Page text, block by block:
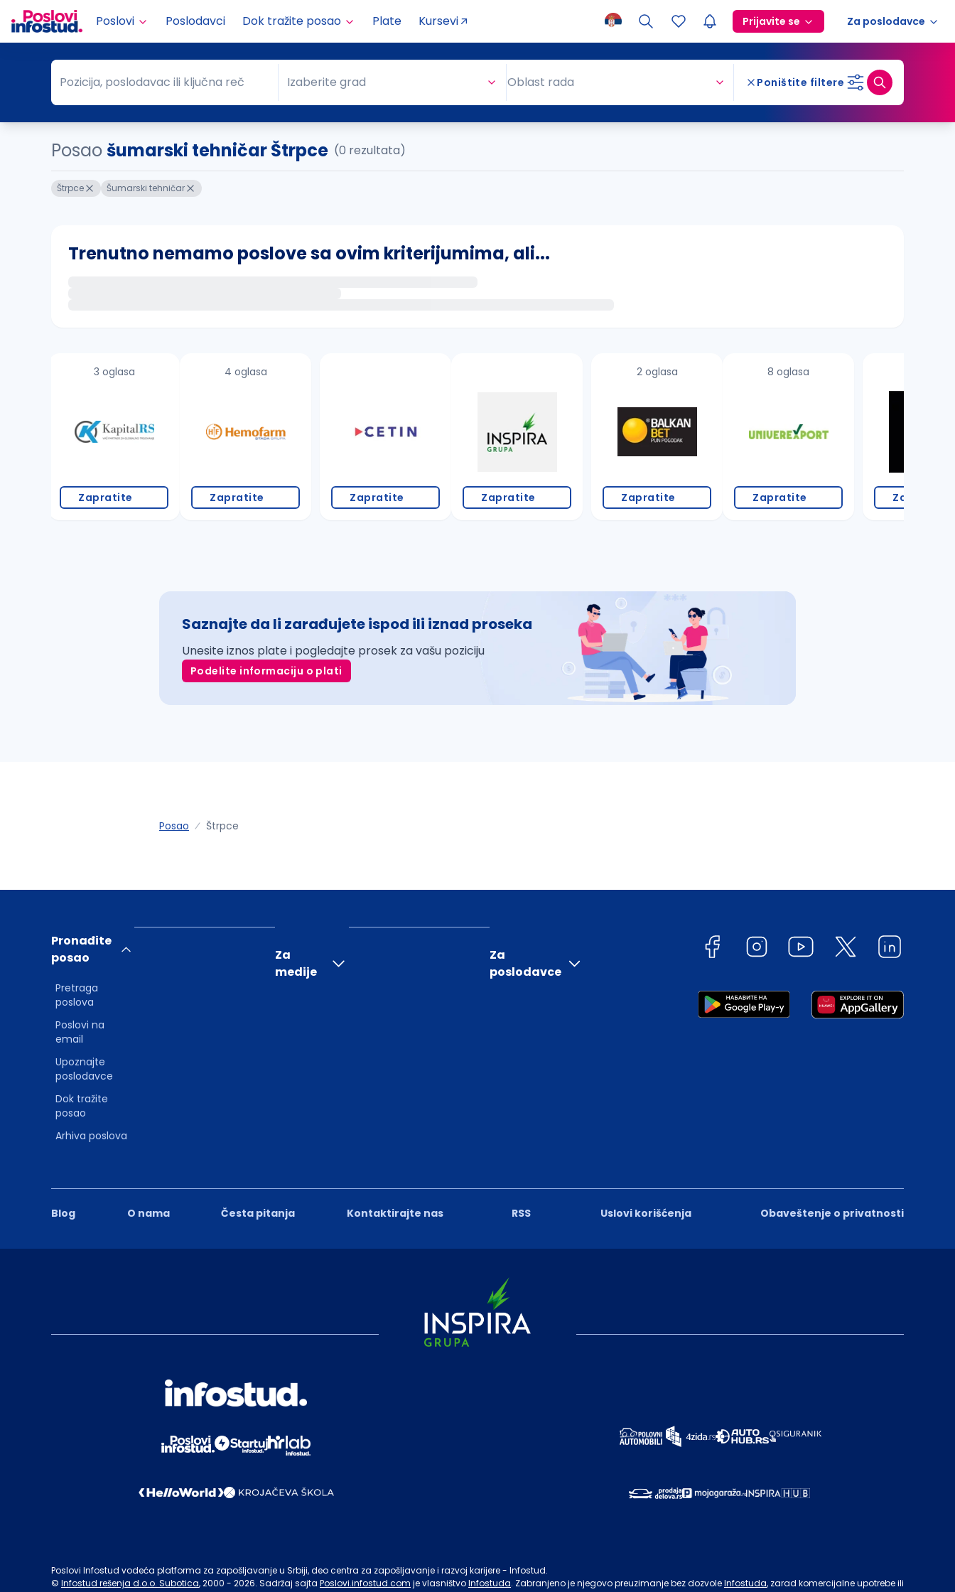
Poslovi Poslodavci Dok tražite posao Plate Kursevi Prijavite se Za poslodavce
Pozicija, poslodavac ili ključna reč
Pozicija, poslodavac ili ključna reč Grad
Izaberite grad Oblast rada Poništite filtere
Posao šumarski tehničar Štrpce (0 rezultata)
Štrpce Šumarski tehničar
Trenutno nemamo poslove sa ovim kriterijumima, ali...
proverite pravopisne greške (koristite č, ć, š, đ, ž, dž)
povećajte radijus za odabrani grad
3 oglasa
Zapratite
4 oglasa
Zapratite Zapratite Zapratite
2 oglasa
Zapratite
8 oglasa
Zapratite Zapratite
Saznajte da li zarađujete ispod ili iznad proseka
Unesite iznos plate i pogledajte prosek za vašu poziciju
Podelite informaciju o plati
Posao Štrpce
Blog O nama Česta pitanja Kontaktirajte nas RSS Uslovi korišćenja Obaveštenje o privatnosti
Pronađite
posao
Pretraga
poslova
Poslovi na
email
Upoznajte
poslodavce
Dok tražite
posao
Arhiva poslova
Za
medije
Za
poslodavce
Poslovi Infostud vodeća platforma za zapošljavanje u Srbiji, deo centra za zapošljavanje i razvoj karijere - Infostud.
© Infostud rešenja d.o.o. Subotica, 2000 - 2026. Sadržaj sajta Poslovi.infostud.com je vlasništvoInfostuda. Zabranjeno je njegovo preuzimanje bez dozvoleInfostuda, zarad komercijalne upotrebe ili